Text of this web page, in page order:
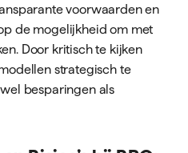
voorwaarden en
de mogelijkheid om met
Door kritisch te kijken
strategisch te
besparingen als